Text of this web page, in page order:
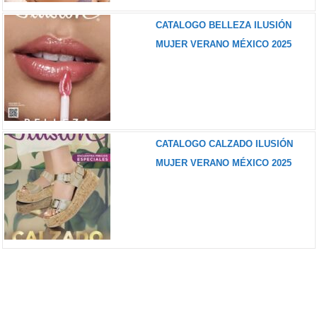
CATALOGO BELLEZA ILUSIÓN
MUJER VERANO MÉXICO 2025
CATALOGO CALZADO ILUSIÓN
MUJER VERANO MÉXICO 2025